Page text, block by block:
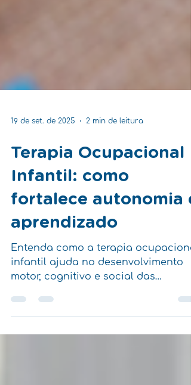
19 de set. de 2025 2 min de leitura
Terapia Ocupacional
Infantil: como
fortalece autonomia e
aprendizado
Entenda como a terapia
esse atendimento.